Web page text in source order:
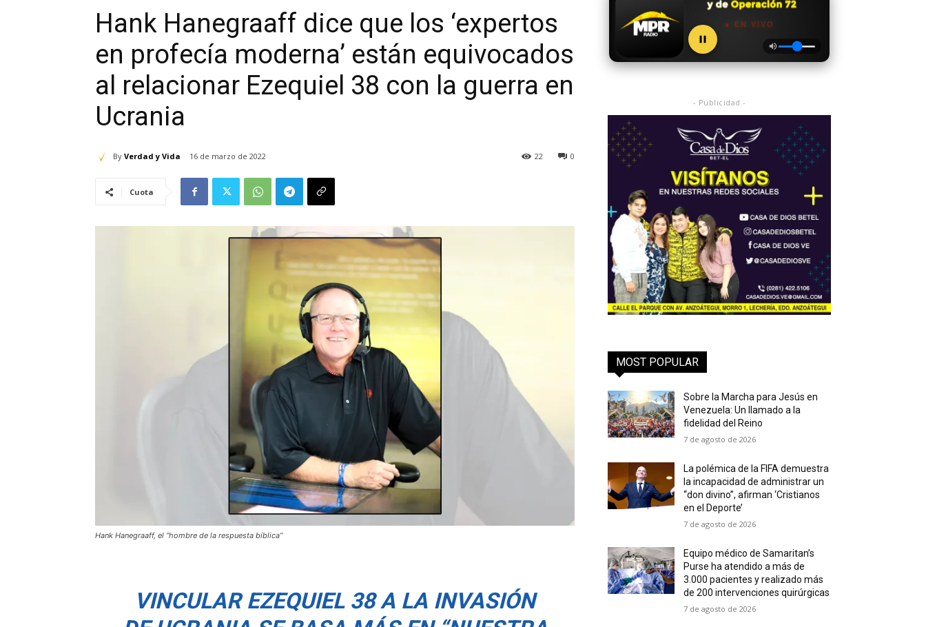
Hank Hanegraaff dice que los ‘expertos
en profecía moderna’ están equivocados
al relacionar Ezequiel 38 con la guerra en
Ucrania
By Verdad y Vida 16 de marzo de 2022 0
22
Cuota
Hank Hanegraaff, el “hombre de la respuesta bíblica”
VINCULAR EZEQUIEL 38 A LA INVASIÓN
● EN VIVO
- Publicidad -
MOST POPULAR
Sobre la Marcha para Jesús en
Venezuela: Un llamado a la
fidelidad del Reino
7 de agosto de 2026
La polémica de la FIFA demuestra
la incapacidad de administrar un
“don divino”, afirman ‘Cristianos
en el Deporte’
7 de agosto de 2026
Equipo médico de Samaritan’s
Purse ha atendido a más de
3.000 pacientes y realizado más
de 200 intervenciones quirúrgicas
7 de agosto de 2026